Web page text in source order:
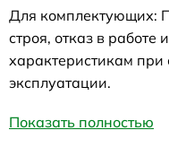
Для комплектующих:
строя, отказ в работе
характеристикам
эксплуатации.
Показать полностью